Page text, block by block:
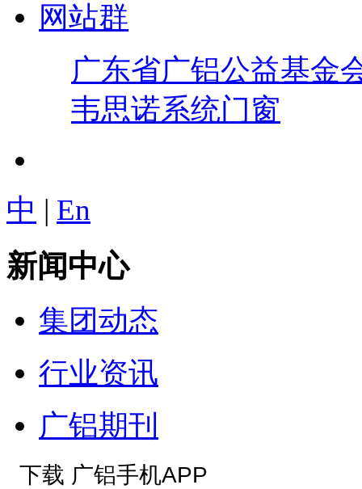
网站群
广东省广铝公益基金
韦思诺系统门窗
中 | En
新闻中心
集团动态
行业资讯
广铝期刊
下载 广铝手机APP